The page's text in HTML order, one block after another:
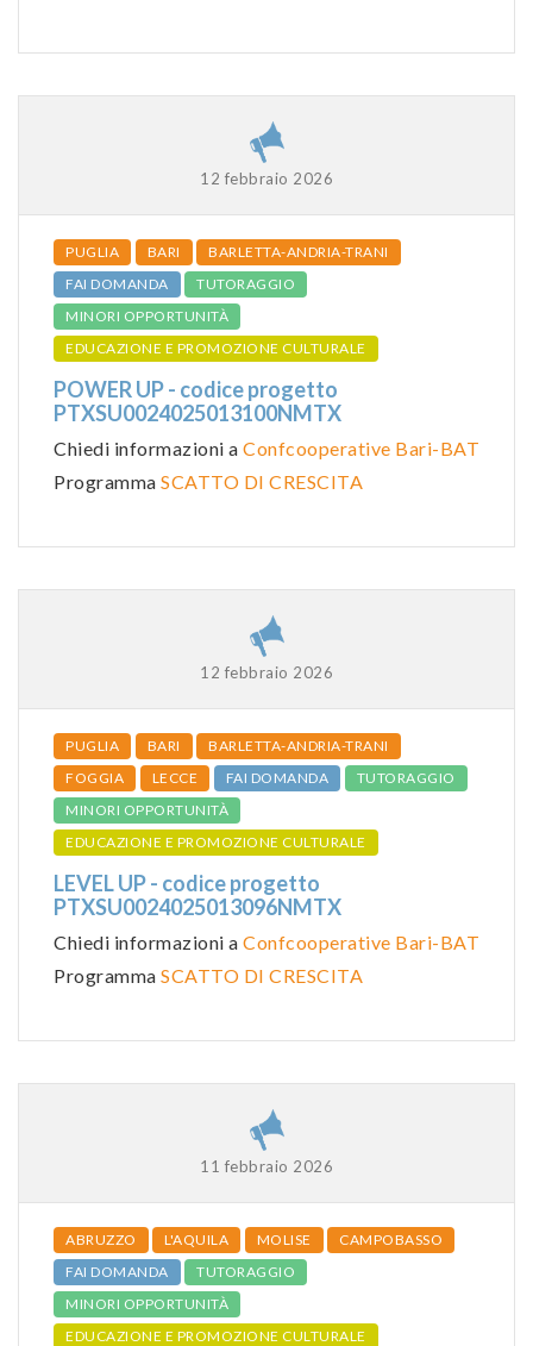
12 febbraio 2026
PUGLIA BARI
BARLETTA-ANDRIA-TRANI
FAI DOMANDA
TUTORAGGIO
MINORI OPPORTUNITÀ
EDUCAZIONE E PROMOZIONE CULTURALE
POWER UP - codice progetto
PTXSU0024025013100NMTX
Chiedi informazioni a Confcooperative Bari-BAT
Programma SCATTO DI CRESCITA
12 febbraio 2026
PUGLIA BARI
BARLETTA-ANDRIA-TRANI
FOGGIA
LECCE FAI DOMANDA
TUTORAGGIO
MINORI OPPORTUNITÀ
EDUCAZIONE E PROMOZIONE CULTURALE
LEVEL UP - codice progetto
PTXSU0024025013096NMTX
Chiedi informazioni a Confcooperative Bari-BAT
Programma SCATTO DI CRESCITA
11 febbraio 2026
ABRUZZO L'AQUILA MOLISE
CAMPOBASSO
FAI DOMANDA
TUTORAGGIO
MINORI OPPORTUNITÀ
EDUCAZIONE E PROMOZIONE CULTURALE